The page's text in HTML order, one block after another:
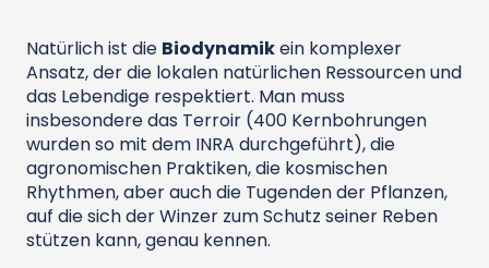
Natürlich ist die Biodynamikein komplexer
Ansatz, der die lokalen natürlichen Ressourcen und
das Lebendige respektiert. Man muss
insbesondere das Terroir (400 Kernbohrungen
wurden so mit dem INRA durchgeführt), die
agronomischen Praktiken, die kosmischen
Rhythmen, aber auch die Tugenden der Pflanzen,
auf die sich der Winzer zum Schutz seiner Reben
stützen kann, genau kennen.